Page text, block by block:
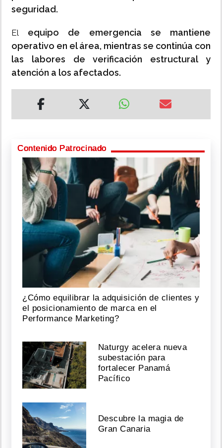
seguridad.
El equipo de emergencia se mantiene
operativo en el área, mientras se continúa con
las labores de verificación estructural y
atención a los afectados.
Contenido Patrocinado
¿Cómo equilibrar la adquisición de clientes y
el posicionamiento de marca en el
Performance Marketing?
Naturgy acelera nueva
subestación para
fortalecer Panamá
Pacífico
Descubre la magia de
Gran Canaria